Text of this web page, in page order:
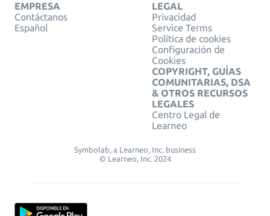
EMPRESA
Contáctanos
Español
LEGAL
Privacidad
Service Terms
Política de cookies
Configuración de
Cookies
COPYRIGHT, GUÍAS
COMUNITARIAS, DSA
& OTROS RECURSOS
LEGALES
Centro Legal de
Learneo
Symbolab, a Learneo, Inc. business
© Learneo, Inc. 2024